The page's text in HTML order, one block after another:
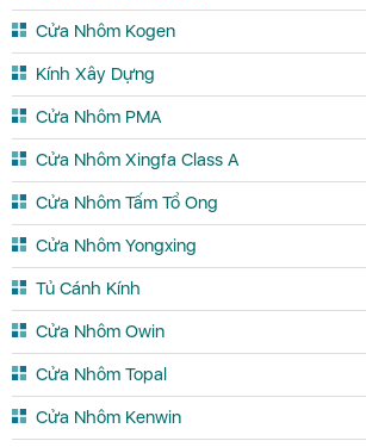
Cửa Nhôm Kogen
Kính Xây Dựng
Cửa Nhôm PMA
Cửa Nhôm Xingfa Class A
Cửa Nhôm Tấm Tổ Ong
Cửa Nhôm Yongxing
Tủ Cánh Kính
Cửa Nhôm Owin
Cửa Nhôm Topal
Cửa Nhôm Kenwin